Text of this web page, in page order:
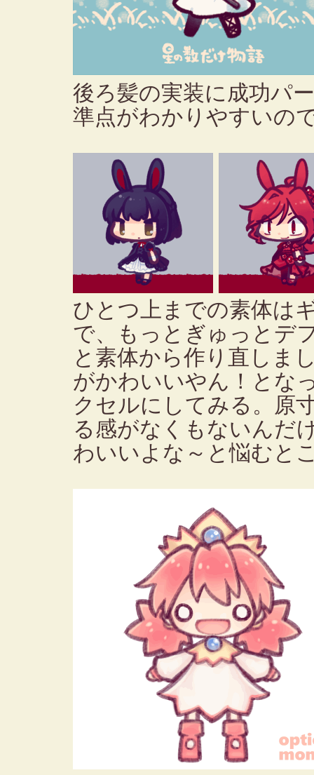
後ろ髪の実装に成功パ
準点がわかりやすいの
ひとつ上までの素体は
で、もっとぎゅっとデ
と素体から作り直しま
がかわいいやん！とな
クセルにしてみる。原
る感がなくもないんだ
わいいよな～と悩むと